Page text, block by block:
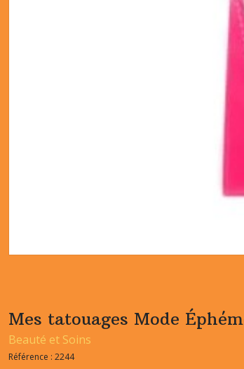
Mes tatouages Mode
Beauté et Soins
Référence : 2244